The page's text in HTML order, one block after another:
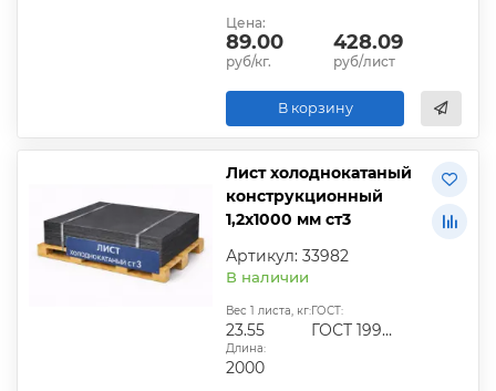
Цена:
89.00
руб/кг.
428.09
руб/лист
В корзину
Лист холоднокатаный
конструкционный
1,2х1000 мм ст3
Артикул: 33982
В наличии
Вес 1 листа, кг:
23.55
ГОСТ:
ГОСТ 19904-90
Длина:
2000